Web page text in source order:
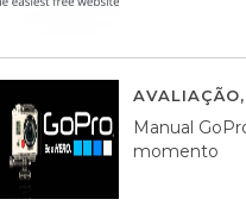
AVALIAÇÃO,
Manual
momento